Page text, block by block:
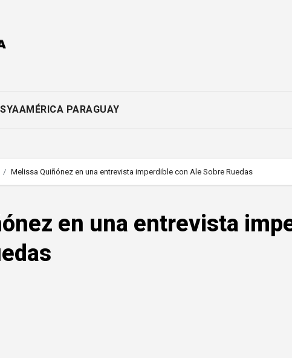
AMÉRICA PARAGUAY
Melissa Quiñónez en una entrevista imperdible con Ale Sobre Ruedas
en una entrevista